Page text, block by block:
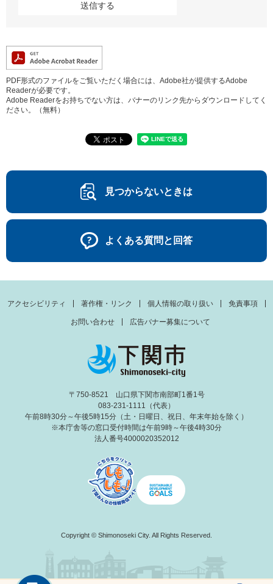
PDF形式のファイルをご覧いただく場合には、Adobe社が提供するAdobe
Readerが必要です。
Adobe Readerをお持ちでない方は、バナーのリンク先からダウンロードしてく
ださい。（無料）
見つからないときは
よくある質問と回答
アクセシビリティ 著作権・リンク 個人情報の取り扱い 免責事項
お問い合わせ 広告バナー募集について
〒750-8521 山口県下関市南部町1番1号
083-231-1111（代表）
午前8時30分～午後5時15分（土・日曜日、祝日、年末年始を除く）
※本庁舎等の窓口受付時間は午前9時～午後4時30分
法人番号4000020352012
Copyright © Shimonoseki City. All Rights Reserved.